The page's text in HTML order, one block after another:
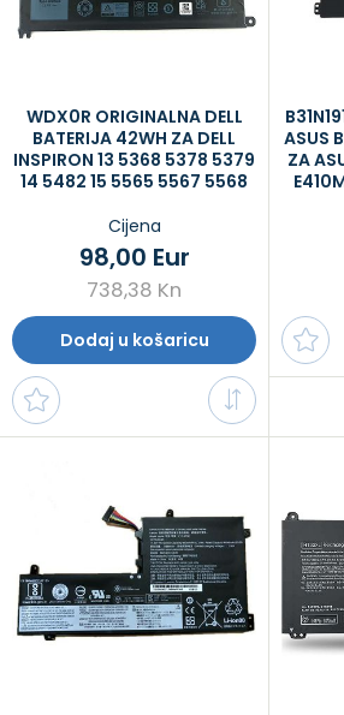
WDX0R ORIGINALNA DELL
BATERIJA 42WH ZA DELL
INSPIRON 13 5368 5378 5379
14 5482 15 5565 5567 5568
17 5770
Cijena
738,38 Kn
98,00 Eur
Dodaj u košaricu
ASUS
ZA